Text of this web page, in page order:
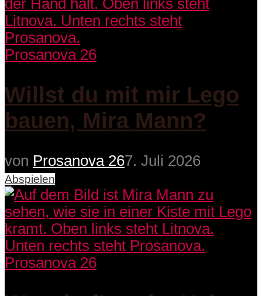
Prosanova 26
Willst du mit mir Lego
bauen, Mira Mann?
von Prosanova 267. Juli 2026
Abspielen
Prosanova 26